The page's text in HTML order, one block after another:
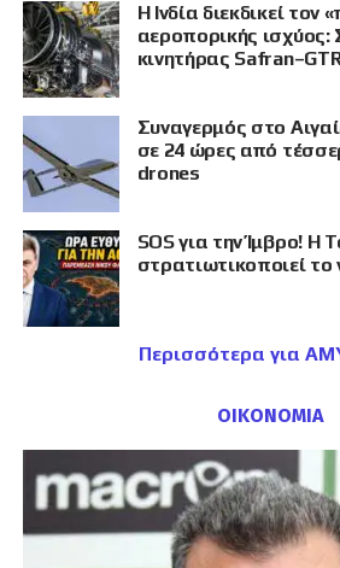
Η Ινδία διεκδικεί τον
αεροπορικής ισχύος:
κινητήρας
Συναγερμός στο
σε 24 ώρες από
drones
SOS για την Ίμβρο! Η
στρατιωτικοποιεί το
Περισσότερα για
ΟΙΚΟΝΟΜΙΑ